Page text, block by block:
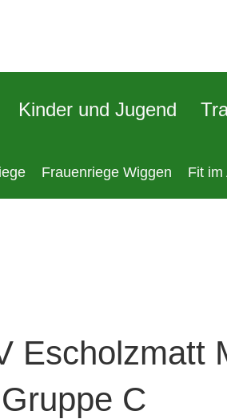
Kinder und Jugend
Frauenriege Wiggen Fit im
Escholzmatt
C